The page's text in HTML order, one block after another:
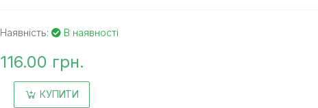
Наявність: В наявності
116.00 грн.
КУПИТИ